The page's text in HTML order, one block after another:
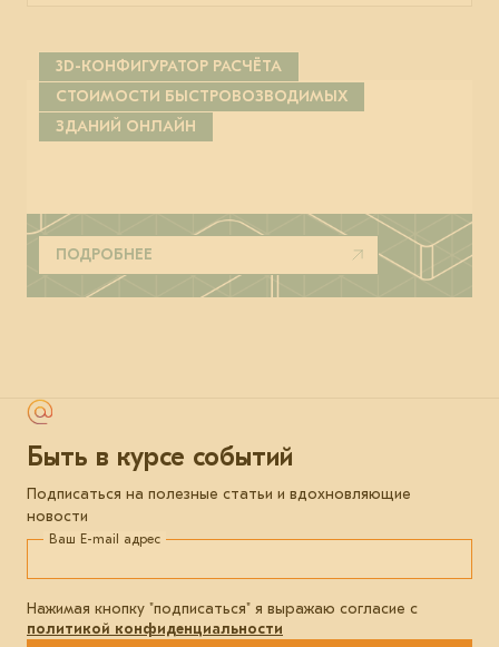
3D-КОНФИГУРАТОР РАСЧЁТА
СТОИМОСТИ БЫСТРОВОЗВОДИМЫХ
ЗДАНИЙ ОНЛАЙН
ПОДРОБНЕЕ
Быть в курсе событий
Подписаться на полезные статьи и вдохновляющие
новости
Ваш E-mail адрес
Нажимая кнопку "подписаться" я выражаю согласие с
политикой конфиденциальности